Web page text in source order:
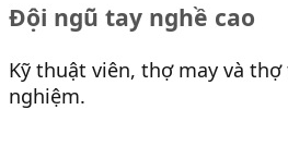
Đội ngũ tay nghề cao
Kỹ thuật viên, thợ may và
nghiệm.